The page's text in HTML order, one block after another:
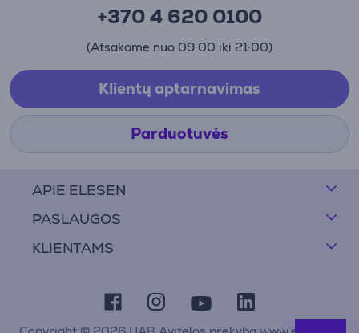
APIE ELESEN
PASLAUGOS
KLIENTAMS
+370 4 620 0100
(Atsakome nuo 09:00 iki 21:00)
Klientų aptarnavimas
Parduotuvės